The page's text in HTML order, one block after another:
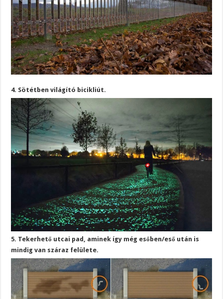
4. Sötétben világító bicikliút.
5. Tekerhető utcai pad, aminek így még esőben/eső után is
mindig van száraz felülete.